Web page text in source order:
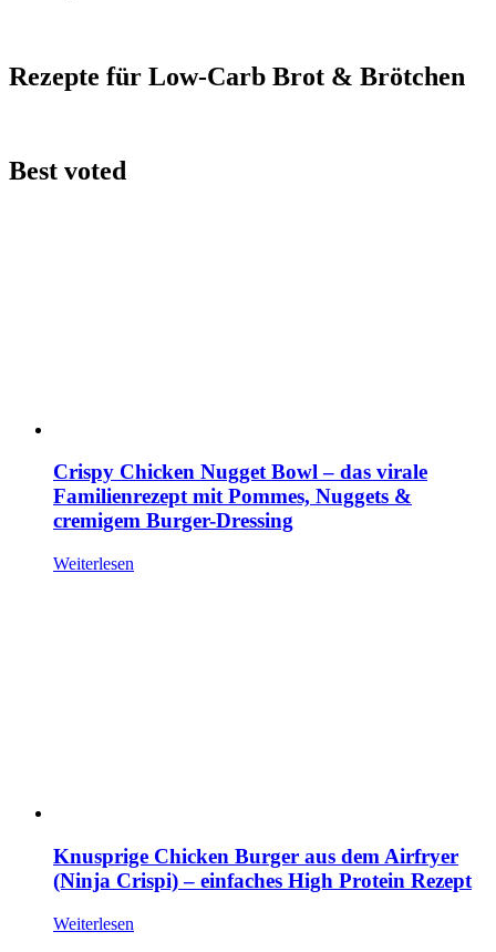
Rezepte für Low-Carb Brot & Brötchen
Best voted
Crispy Chicken Nugget Bowl – das virale
Familienrezept mit Pommes, Nuggets &
cremigem Burger-Dressing
Weiterlesen
Knusprige Chicken Burger aus dem Airfryer
(Ninja Crispi) – einfaches High Protein Rezept
Weiterlesen